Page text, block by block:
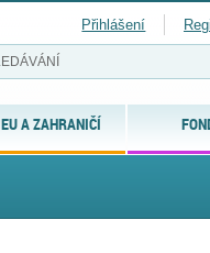
EU A ZAHRANIČÍ
Přihlášení